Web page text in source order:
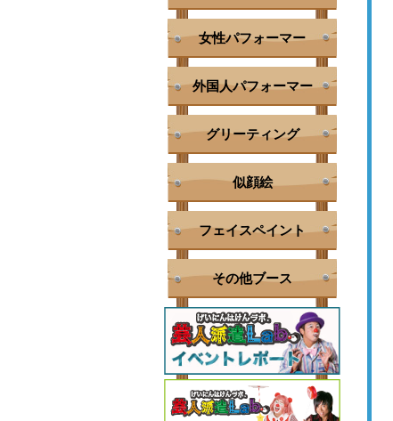
女性パフォーマー
外国人パフォーマー
グリーティング
似顔絵
フェイスペイント
その他ブース